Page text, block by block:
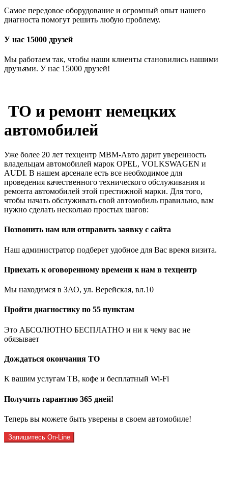
Самое передовое оборудование и огромный опыт нашего
диагноста помогут решить любую проблему.
У нас 15000 друзей
Мы работаем так, чтобы наши клиенты становились нашими
друзьями. У нас 15000 друзей!
ТО и ремонт немецких
автомобилей
Уже более 20 лет техцентр МВМ-Авто дарит уверенность
владельцам автомобилей марок OPEL, VOLKSWAGEN и
AUDI. В нашем арсенале есть все необходимое для
проведения качественного технического обслуживания и
ремонта автомобилей этой престижной марки. Для того,
чтобы начать обслуживать свой автомобиль правильно, вам
нужно сделать несколько простых шагов:
Позвонить нам или отправить заявку с сайта
Наш администратор подберет удобное для Вас время визита.
Приехать к оговоренному времени к нам в техцентр
Мы находимся в ЗАО, ул. Верейская, вл.10
Пройти диагностику по 55 пунктам
Это АБСОЛЮТНО БЕСПЛАТНО и ни к чему вас не
обязывает
Дождаться окончания ТО
К вашим услугам ТВ, кофе и бесплатный Wi-Fi
Получить гарантию 365 дней!
Теперь вы можете быть уверены в своем автомобиле!
Запишитесь On-Line